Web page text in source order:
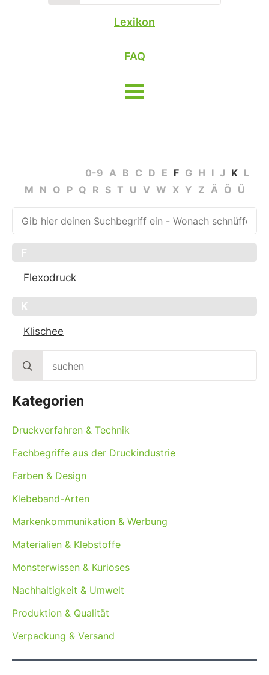
Lexikon
FAQ
0-9 A B C D E F G H I J K L
M N O P Q R S T U V W X Y Z Ä Ö Ü
F
Flexodruck
K
Klischee
for:
Kategorien
Druckverfahren & Technik
Fachbegriffe aus der Druckindustrie
Farben & Design
Klebeband-Arten
Markenkommunikation & Werbung
Materialien & Klebstoffe
Monsterwissen & Kurioses
Nachhaltigkeit & Umwelt
Produktion & Qualität
Verpackung & Versand